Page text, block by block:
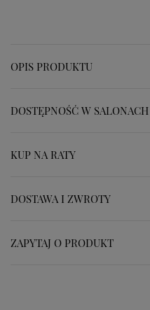
OPIS PRODUKTU
DOSTĘPNOŚĆ W SALONACH
KUP NA RATY
DOSTAWA I ZWROTY
ZAPYTAJ O PRODUKT